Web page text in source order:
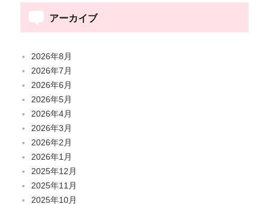
アーカイブ
2026年8月
2026年7月
2026年6月
2026年5月
2026年4月
2026年3月
2026年2月
2026年1月
2025年12月
2025年11月
2025年10月